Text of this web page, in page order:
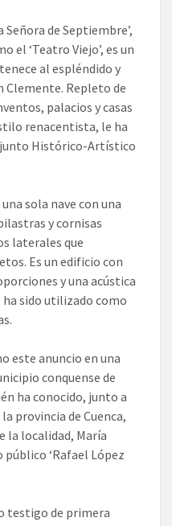
de Septiembre’,
el ‘Teatro Viejo’, es un
al espléndido y
Clemente. Repleto de
palacios y casas
renacentista, le ha
Histórico-Artístico
sola nave con una
y cornisas
laterales que
Es un edificio con
y una acústica
sido utilizado como
este anuncio en una
conquense de
ha conocido, junto a
provincia de Cuenca,
la localidad, María
‘Rafael López
testigo de primera